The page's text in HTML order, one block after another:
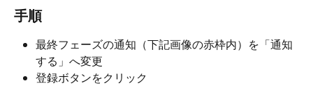
手順
最終フェーズの通知（下記画像の赤枠内）を「通知
する」へ変更
登録ボタンをクリック